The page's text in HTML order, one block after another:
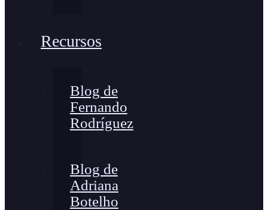
Recursos
Blog de
Fernando
Rodríguez
Blog de
Adriana
Botelho